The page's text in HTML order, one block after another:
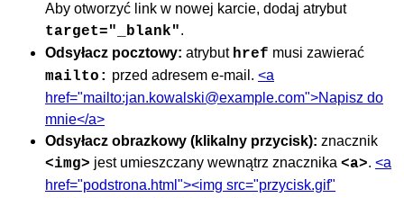
Aby otworzyć link w nowej karcie, dodaj atrybut
target="_blank".
Odsyłacz pocztowy: atrybut href musi zawierać
mailto: przed adresem e-mail. <a
href="mailto:jan.kowalski@example.com">Napisz do
mnie</a>
Odsyłacz obrazkowy (klikalny przycisk): znacznik
<img> jest umieszczany wewnątrz znacznika <a>. <a
href="podstrona.html"><img src="przycisk.gif"